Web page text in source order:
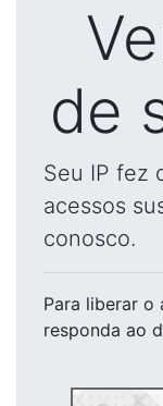
de
Seu IP fez
acessos
conosco.
Para liberar o
responda ao